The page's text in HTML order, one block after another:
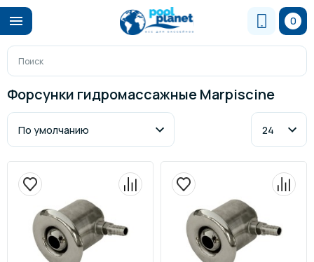
0
Форсунки гидромассажные Marpiscine